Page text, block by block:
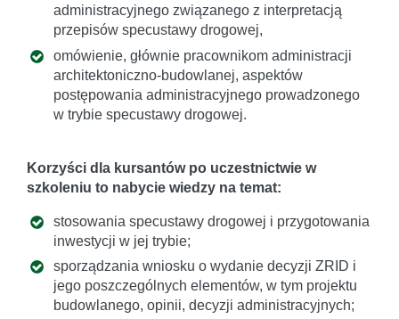
administracyjnego związanego z interpretacją
przepisów specustawy drogowej,
omówienie, głównie pracownikom administracji
architektoniczno-budowlanej, aspektów
postępowania administracyjnego prowadzonego
w trybie specustawy drogowej.
Korzyści dla kursantów po uczestnictwie w
szkoleniu to nabycie wiedzy na temat:
stosowania specustawy drogowej i przygotowania
inwestycji w jej trybie;
sporządzania wniosku o wydanie decyzji ZRID i
jego poszczególnych elementów, w tym projektu
budowlanego, opinii, decyzji administracyjnych;